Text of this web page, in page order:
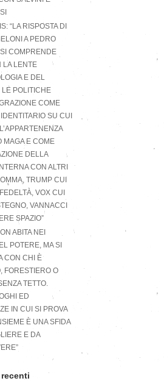
“LA RISPOSTA DI
A PEDRO
COMPRENDE
LA LENTE
E DEL
POLITICHE
COME
SU CUI
MAGA E COME
DELLA
CON ALTRI
TRUMP CUI
VOX CUI
VANNACCI
SPAZIO”
ABITA NEI
POTERE, MA SI
CON CHI È
FORESTIERO O
TETTO.
ED
IN CUI SI PROVA
È UNA SFIDA
E DA